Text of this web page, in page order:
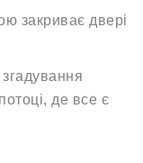
закриває двері
де все є